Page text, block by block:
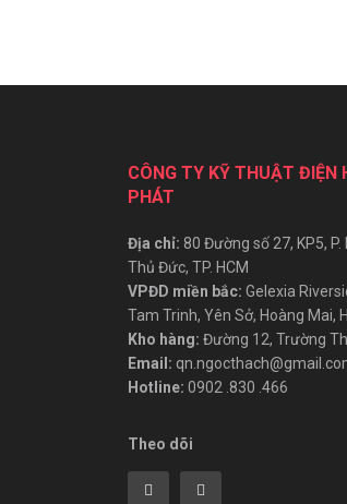
CÔNG TY KỸ THUẬT ĐIỆN
PHÁT
Địa chỉ: 80 Đường số 27, KP5, P.
Thủ Đức, TP. HCM
VPĐD miền bắc: Gelexia
Tam Trinh, Yên Sở, Hoàng Mai,
Kho hàng: Đường 12, Trường
Email:
Hotline: 0902 .830 .466
Theo dõi